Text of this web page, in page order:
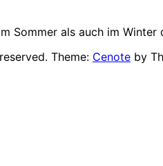
Sommer als auch im
Theme: Cenote by